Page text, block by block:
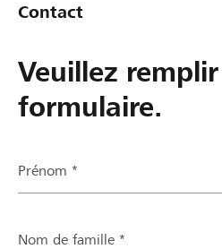
Contact
Veuillez
formulaire.
Prénom *
Nom de famille *